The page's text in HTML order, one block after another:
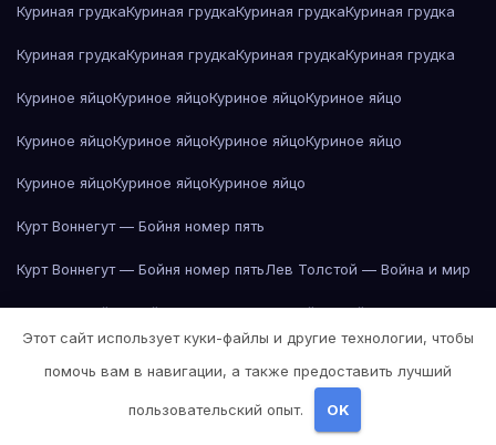
Куриная грудкаКуриная грудкаКуриная грудкаКуриная грудка
Куриная грудкаКуриная грудкаКуриная грудкаКуриная грудка
Куриное яйцоКуриное яйцоКуриное яйцоКуриное яйцо
Куриное яйцоКуриное яйцоКуриное яйцоКуриное яйцо
Куриное яйцоКуриное яйцоКуриное яйцо
Курт Воннегут — Бойня номер пять
Курт Воннегут — Бойня номер пятьЛев Толстой — Война и мир
Лев Толстой — Война и мирЛев Толстой — Война и мир
Этот сайт использует куки-файлы и другие технологии, чтобы
помочь вам в навигации, а также предоставить лучший
пользовательский опыт. OK